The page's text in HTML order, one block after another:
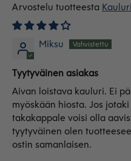
Miksu
Tyytyväinen asiakas
Aivan loistava kauluri. Ei
myöskään hiosta. Jos
takakappale voisi olla
tyytyväinen olen
ostin samanlaisen.